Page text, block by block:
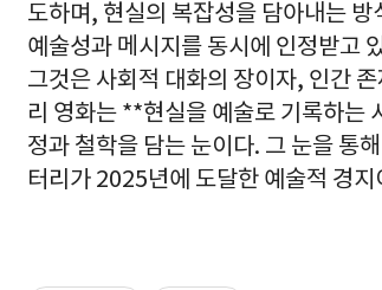
도하며, 현실의 복잡성을 담아내는
예술성과 메시지를 동시에 인정받고
그것은 사회적 대화의 장이자, 인간
리 영화는 **현실을 예술로 기록하는
정과 철학을 담는 눈이다. 그 눈을 통
터리가 2025년에 도달한 예술적 경